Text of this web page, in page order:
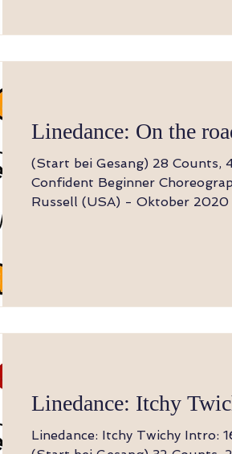
Linedance: On the
(Start bei Gesang) 28 Counts, 4 Wände Level:
Confident Beginner Choreography: Kitty
Russell (USA) - Oktober 2020 Music: On the
Linedance: Itchy
Linedance: Itchy Twichy Intro: